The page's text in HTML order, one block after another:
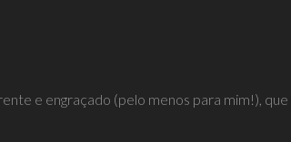
e engraçado (pelo menos para mim!),